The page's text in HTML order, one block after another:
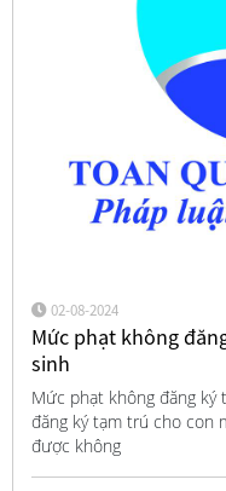
02-08-2024
Mức phạt không
sinh
Mức phạt không đăng
đăng ký tạm trú cho con
được không